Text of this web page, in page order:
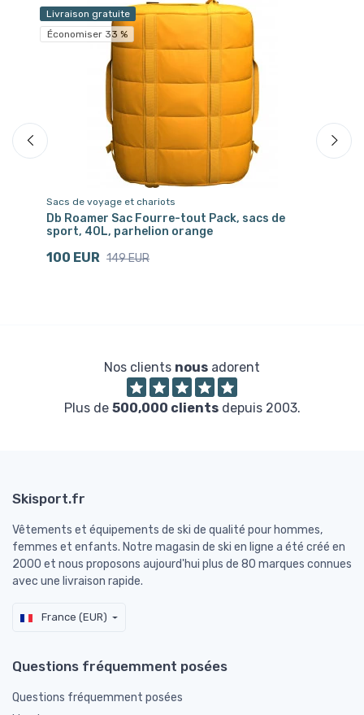
Livraison gratuite
Économiser 33 %
Sacs de voyage et chariots
Db Roamer Sac Fourre-tout Pack, sacs de
sport, 40L, parhelion orange
100 EUR 149 EUR
Nos clients nous adorent
Plus de 500,000 clientsdepuis 2003.
Skisport.fr
Vêtements et équipements de ski de qualité pour hommes,
femmes et enfants. Notre magasin de ski en ligne a été créé en
2000 et nous proposons aujourd'hui plus de 80 marques connues
avec une livraison rapide.
France (EUR)
Questions fréquemment posées
Questions fréquemment posées